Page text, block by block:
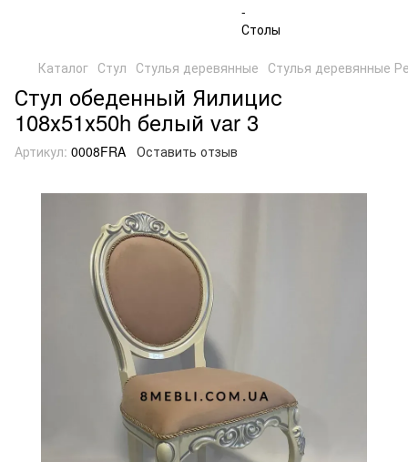
Каталог Стул Стулья деревянные Стулья деревянные
Стул обеденный Яилицис
108х51х50h белый var 3
Артикул: 0008FRA Оставить отзыв